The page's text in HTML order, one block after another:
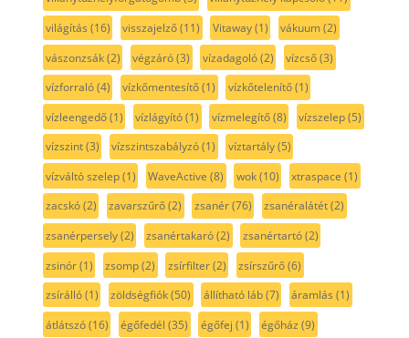
világítás (16) visszajelző(11) Vitaway(1) vákuum(2)
vászonzsák(2) végzáró(3) vízadagoló(2) vízcső(3)
vízforraló(4) vízkőmentesítő(1) vízkőtelenítő(1)
vízleengedő(1) vízlágyító(1) vízmelegítő(8) vízszelep(5)
vízszint(3) vízszintszabályzó(1) víztartály(5)
vízváltó szelep(1) WaveActive (8) wok(10) xtraspace (1)
zacskó(2) zavarszűrő(2) zsanér(76) zsanéralátét(2)
zsanérpersely(2) zsanértakaró(2) zsanértartó(2)
zsinór(1) zsomp(2) zsírfilter(2) zsírszűrő(6)
zsírálló(1) zöldségfiók(50) állítható láb(7) áramlás (1)
átlátszó(16) égőfedél (35) égőfej (1) égőház (9)